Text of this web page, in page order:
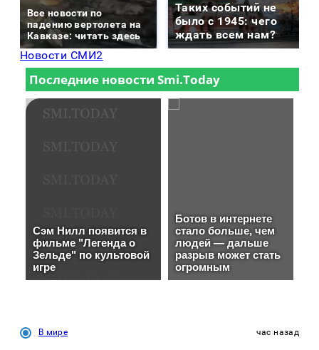
Все новости по
падению вертолета на
Кавказе: читать здесь
Таких событий не
было с 1945: чего
ждать всем нам?
Новости СМИ2
В мире час назад